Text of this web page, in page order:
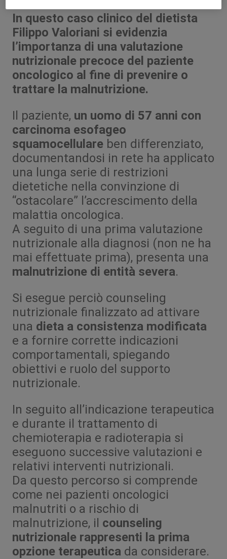
In questo caso clinico del dietista
Filippo Valoriani si evidenzia
l’importanza di una valutazione
nutrizionale precoce del paziente
oncologico al fine di prevenire o
trattare la malnutrizione.
Il paziente, un uomo di 57 anni con
carcinoma esofageo
squamocellulareben differenziato,
documentandosi in rete ha applicato
una lunga serie di restrizioni
dietetiche nella convinzione di
“ostacolare” l’accrescimento della
malattia oncologica.
A seguito di una prima valutazione
nutrizionale alla diagnosi (non ne ha
mai effettuate prima), presenta una
malnutrizione di entità severa.
Si esegue perciò counseling
nutrizionale finalizzato ad attivare
una dieta a consistenza modificata
e a fornire corrette indicazioni
comportamentali, spiegando
obiettivi e ruolo del supporto
nutrizionale.
In seguito all’indicazione terapeutica
e durante il trattamento di
chemioterapia e radioterapia si
eseguono successive valutazioni e
relativi interventi nutrizionali.
Da questo percorso si comprende
come nei pazienti oncologici
malnutriti o a rischio di
malnutrizione, il counseling
nutrizionale rappresenti la prima
opzione terapeuticada considerare.